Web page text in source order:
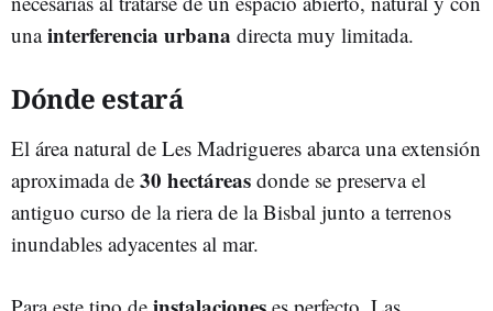
unainterferencia urbana directa muy limitada.
Dónde estará
El área natural de Les Madrigueres abarca una extensión
aproximada de 30 hectáreas donde se preserva el
antiguo curso de la riera de la Bisbal junto a terrenos
inundables adyacentes al mar.